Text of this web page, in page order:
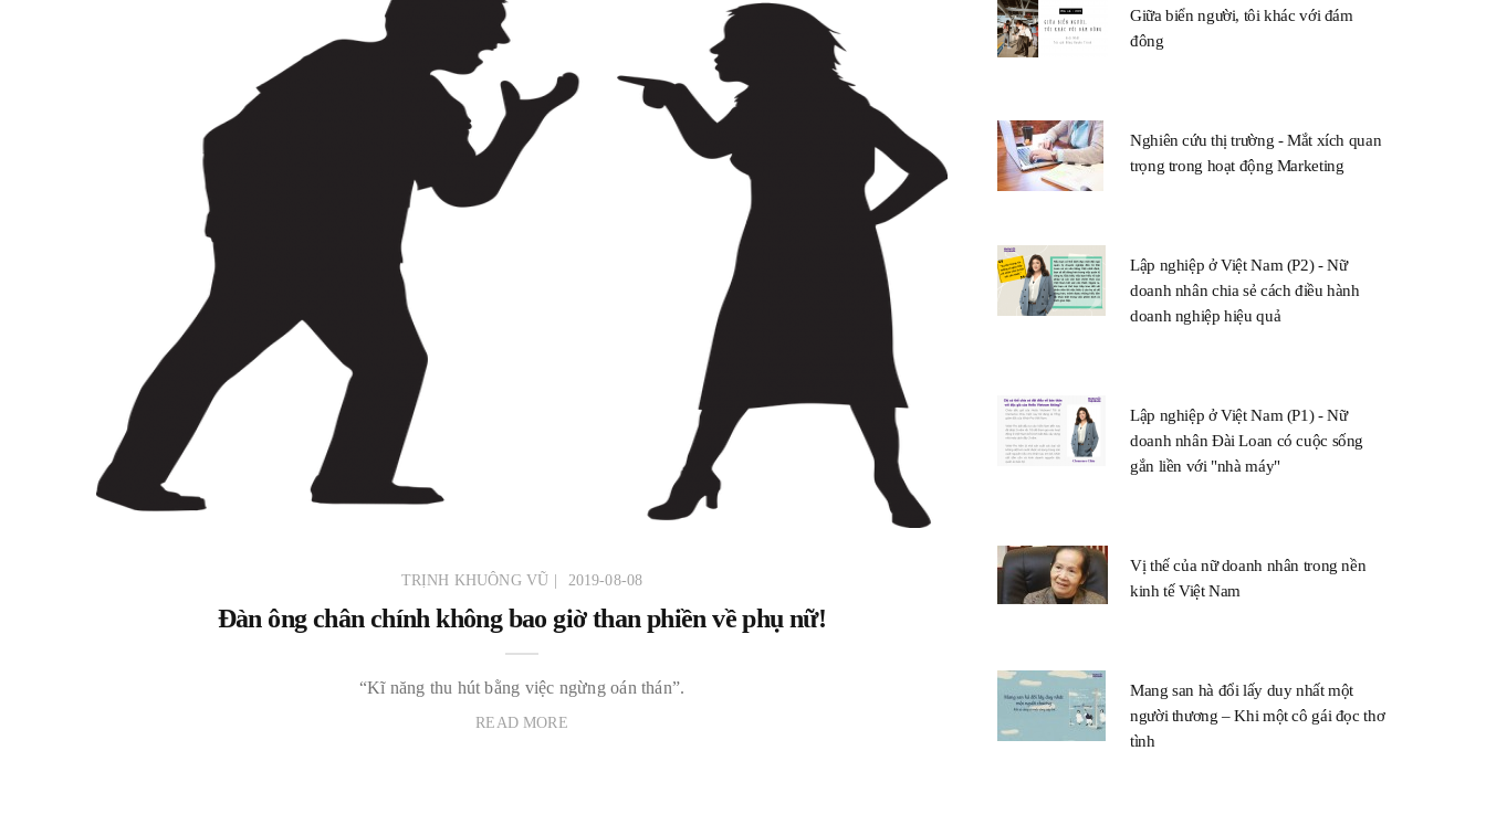
TRỊNH KHUÔNG VŨ 2019-08-08
Đàn ông chân chính không bao giờ than phiền về phụ nữ!
“Kĩ năng thu hút bằng việc ngừng oán thán”.
READ MORE
Giữa biển người, tôi khác với đám
đông
Nghiên cứu thị trường - Mắt xích quan
trọng trong hoạt động Marketing
Lập nghiệp ở Việt Nam (P2) - Nữ
doanh nhân chia sẻ cách điều hành
doanh nghiệp hiệu quả
Lập nghiệp ở Việt Nam (P1) - Nữ
doanh nhân Đài Loan có cuộc sống
gắn liền với "nhà máy"
Vị thế của nữ doanh nhân trong nền
kinh tế Việt Nam
Mang san hà đổi lấy duy nhất một
người thương – Khi một cô gái đọc thơ
tình